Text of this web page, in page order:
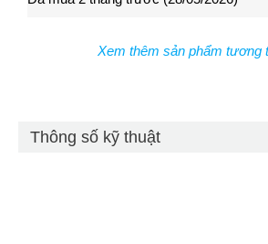
Xem thêm sản phẩm tương
Thông số kỹ thuật